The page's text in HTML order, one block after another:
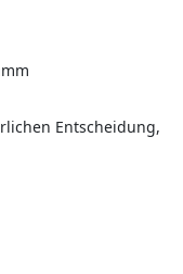
Entscheidung,